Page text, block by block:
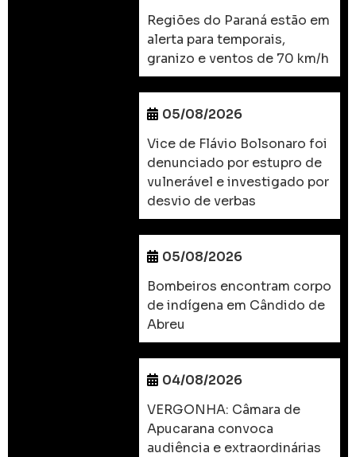
Regiões do Paraná estão em
alerta para temporais,
granizo e ventos de 70 km/h
05/08/2026
Vice de Flávio Bolsonaro foi
denunciado por estupro de
vulnerável e investigado por
desvio de verbas
05/08/2026
Bombeiros encontram corpo
de indígena em Cândido de
Abreu
04/08/2026
VERGONHA: Câmara de
Apucarana convoca
audiência e extraordinárias